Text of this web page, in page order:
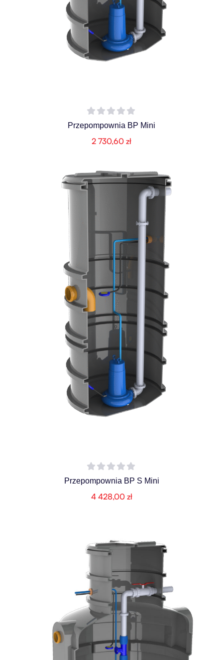
Przepompownia BP Mini
2 730,60 zł
Przepompownia BP S Mini
4 428,00 zł